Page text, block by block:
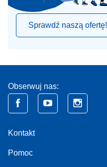
Sprawdź naszą ofertę!
Obserwuj nas:
Kontakt
Pomoc